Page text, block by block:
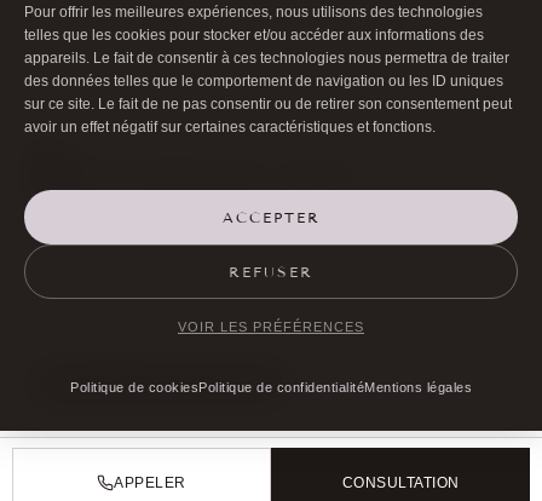
Pour offrir les meilleures expériences, nous utilisons des technologies
telles que les cookies pour stocker et/ou accéder aux informations des
appareils. Le fait de consentir à ces technologies nous permettra de traiter
des données telles que le comportement de navigation ou les ID uniques
sur ce site. Le fait de ne pas consentir ou de retirer son consentement peut
avoir un effet négatif sur certaines caractéristiques et fonctions.
ACCEPTER
REFUSER
VOIR LES PRÉFÉRENCES
Politique de cookiesPolitique de confidentialitéMentions légales
varient selon les patients et ne constituent pas une garantie. Les
risques, contre-indications et alternatives thérapeutiques doivent être
discutés avec votre praticien lors de la consultation préalable.
 01 40 17 00 99
 20 RUE DE LA TRÉMOILLE
PRENDRE RENDEZ-VOUS
©Docteur Bernard Hayot 2026 | Mentions légales|Politique de cookies
APPELER CONSULTATION